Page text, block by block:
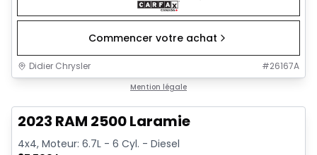
Commencer votre achat
Didier Chrysler #26167A
Mention légale
2023 RAM 2500 Laramie
4x4, Moteur: 6.7L - 6 Cyl. - Diesel